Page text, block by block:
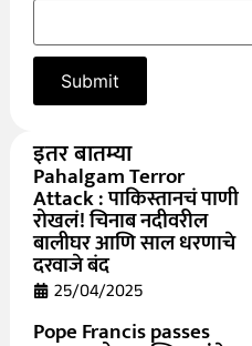
इतर बातम्या
Pahalgam Terror
Attack : पाकिस्तानचं पाणी
रोखलं! चिनाब नदीवरील
बालीघर आणि साल धरणाचे
दरवाजे बंद
25/04/2025
Pope Francis passes